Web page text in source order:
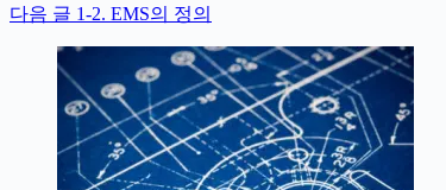
다음 글 1-2. EMS의 정의